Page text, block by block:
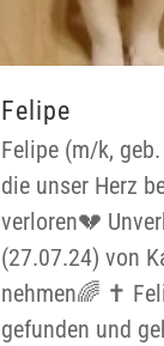
Felipe
Felipe (m/k,
die unser Herz
verloren💔
(27.07.24) von
nehmen🌈 ✝️
gefunden und